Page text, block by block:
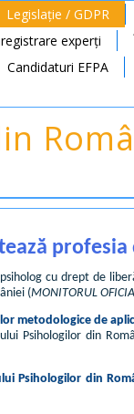
Legislație / GDPR
experți
Candidaturi EFPA
cu drept de
(MONITORUL
metodologice de
Psihologilor din
Psihologilor din